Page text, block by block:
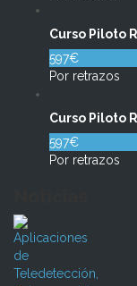
Curso Piloto
597€
Por retrazos
Curso Piloto
597€
Por retrazos